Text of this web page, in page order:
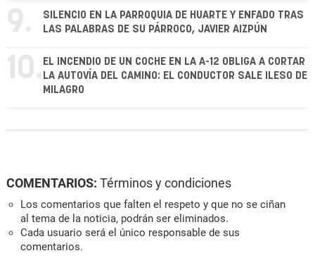
9.
SILENCIO EN LA PARROQUIA DE HUARTE Y ENFADO TRAS
LAS PALABRAS DE SU PÁRROCO, JAVIER AIZPÚN
10. EL INCENDIO DE UN COCHE EN LA A-12 OBLIGA A CORTAR
LA AUTOVÍA DEL CAMINO: EL CONDUCTOR SALE ILESO DE
MILAGRO
COMENTARIOS: Términos y condiciones
Los comentarios que falten el respeto y que no se ciñan
al tema de la noticia, podrán ser eliminados.
Cada usuario será el único responsable de sus
comentarios.